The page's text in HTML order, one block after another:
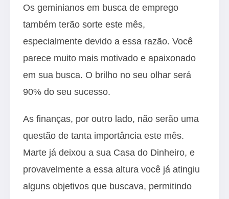
Os geminianos em busca de emprego
também terão sorte este mês,
especialmente devido a essa razão. Você
parece muito mais motivado e apaixonado
em sua busca. O brilho no seu olhar será
90% do seu sucesso.
As finanças, por outro lado, não serão uma
questão de tanta importância este mês.
Marte já deixou a sua Casa do Dinheiro, e
provavelmente a essa altura você já atingiu
alguns objetivos que buscava, permitindo